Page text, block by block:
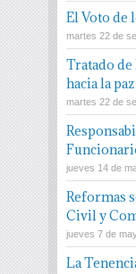
El Voto de
martes 22 de
Tratado
hacia la paz
martes 22 de
jueves 14 de
Reformas
Civil y
jueves 7 de
La